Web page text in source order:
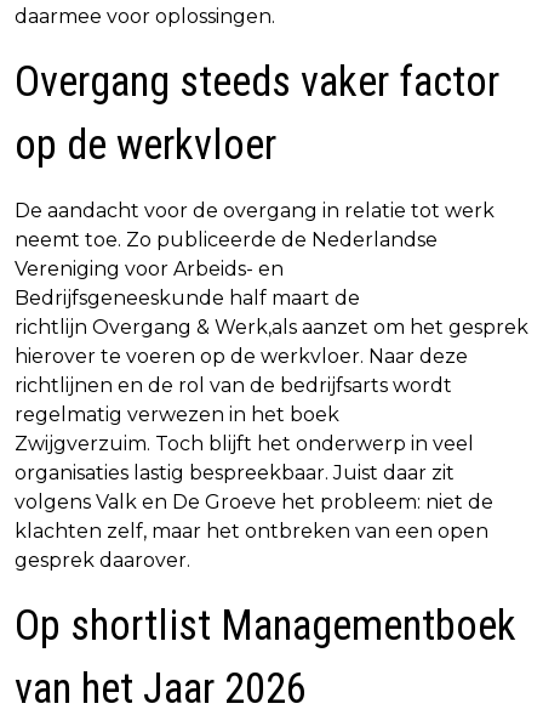
daarmee voor oplossingen.
Overgang steeds vaker factor
op de werkvloer
De aandacht voor de overgang in relatie tot werk
neemt toe. Zo publiceerde de Nederlandse
Vereniging voor Arbeids- en
Bedrijfsgeneeskunde half maart de
richtlijn Overgang & Werk,als aanzet om het gesprek
hierover te voeren op de werkvloer. Naar deze
richtlijnen en de rol van de bedrijfsarts wordt
regelmatig verwezen in het boek
Zwijgverzuim. Toch blijft het onderwerp in veel
organisaties lastig bespreekbaar. Juist daar zit
volgens Valk en De Groeve het probleem: niet de
klachten zelf, maar het ontbreken van een open
gesprek daarover.
Op shortlist Managementboek
van het Jaar 2026